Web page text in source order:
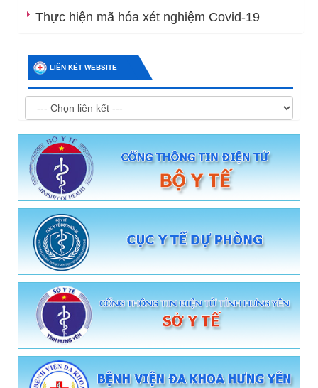
Thực hiện mã hóa xét nghiệm Covid-19
LIÊN KẾT WEBSITE